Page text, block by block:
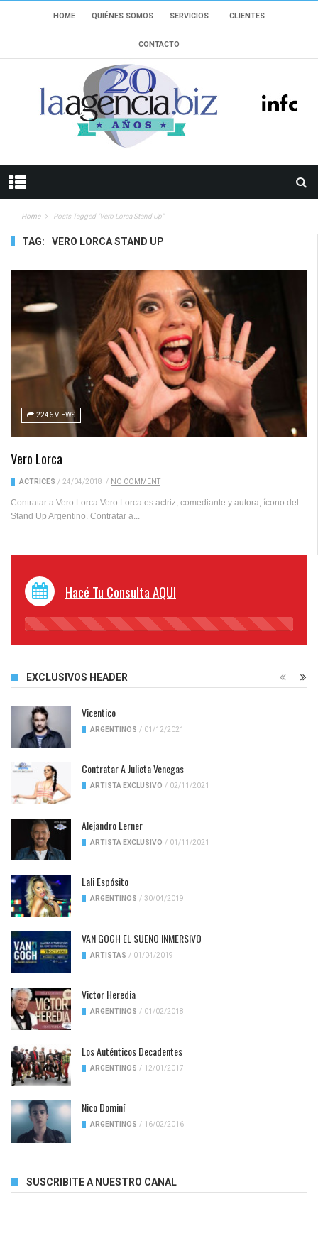
HOME QUIÉNES SOMOS SERVICIOS CLIENTES
CONTACTO
Home Posts Tagged "Vero Lorca Stand Up"
TAG: VERO LORCA STAND UP
2246 VIEWS
Vero Lorca
ACTRICES / 24/04/2018 / NO COMMENT
Contratar a Vero Lorca Vero Lorca es actriz, comediante y autora, ícono del
Stand Up Argentino. Contratar a...
Hacé Tu Consulta AQUI
45%
EXCLUSIVOS HEADER
Vicentico
ARGENTINOS / 01/12/2021
Contratar A Julieta Venegas
ARTISTA EXCLUSIVO / 02/11/2021
Alejandro Lerner
ARTISTA EXCLUSIVO / 01/11/2021
Lali Espósito
ARGENTINOS / 30/04/2019
VAN GOGH EL SUENO INMERSIVO
ARTISTAS / 01/04/2019
Victor Heredia
ARGENTINOS / 01/02/2018
Los Auténticos Decadentes
ARGENTINOS / 12/01/2017
Nico Dominí
ARGENTINOS / 16/02/2016
SUSCRIBITE A NUESTRO CANAL